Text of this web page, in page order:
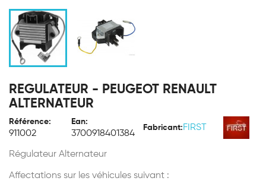
REGULATEUR - PEUGEOT RENAULT
ALTERNATEUR
Référence:
911002
Ean:
3700918401384
Fabricant: FIRST
Régulateur Alternateur
Affectations sur les véhicules suivant :